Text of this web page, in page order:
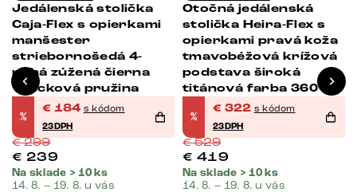
Jedálenská stolička
Caja-Flex s opierkami
manšester
striebornošedá 4-
nohá zúžená čierna
vrecková pružina
%
€ 184 s kódom
23DPH
€299
€ 239
Na sklade > 10 ks
14. 8. – 19. 8. u vás
Otočná jedálenská
stolička Heira-Flex s
opierkami pravá koža
tmavobéžová krížová
podstava široká
titánová farba 360°
otočná vrecková
pružina
%
€ 322 s kódom
23DPH
€529
€ 419
Na sklade > 10 ks
14. 8. – 19. 8. u vás